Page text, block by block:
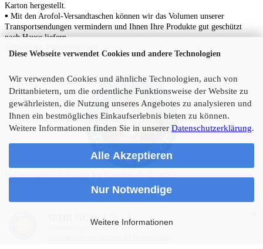
Diese Webseite verwendet Cookies und andere Technologien
Wir verwenden Cookies und ähnliche Technologien, auch von
Drittanbietern, um die ordentliche Funktionsweise der Website zu
gewährleisten, die Nutzung unseres Angebotes zu analysieren und
Ihnen ein bestmögliches Einkaufserlebnis bieten zu können.
Weitere Informationen finden Sie in unserer Datenschutzerklärung.
Alle Akzeptieren
Nur Notwendige
Weitere Informationen
Karton hergestellt.
▪ Mit den Arofol-Versandtaschen können wir das Volumen unserer
Transportsendungen vermindern und Ihnen Ihre Produkte gut geschützt
nach Hause liefern.
E-Commerce Softwareby Gambio.de © 2023
SEHR GUT (4.76 / 5)